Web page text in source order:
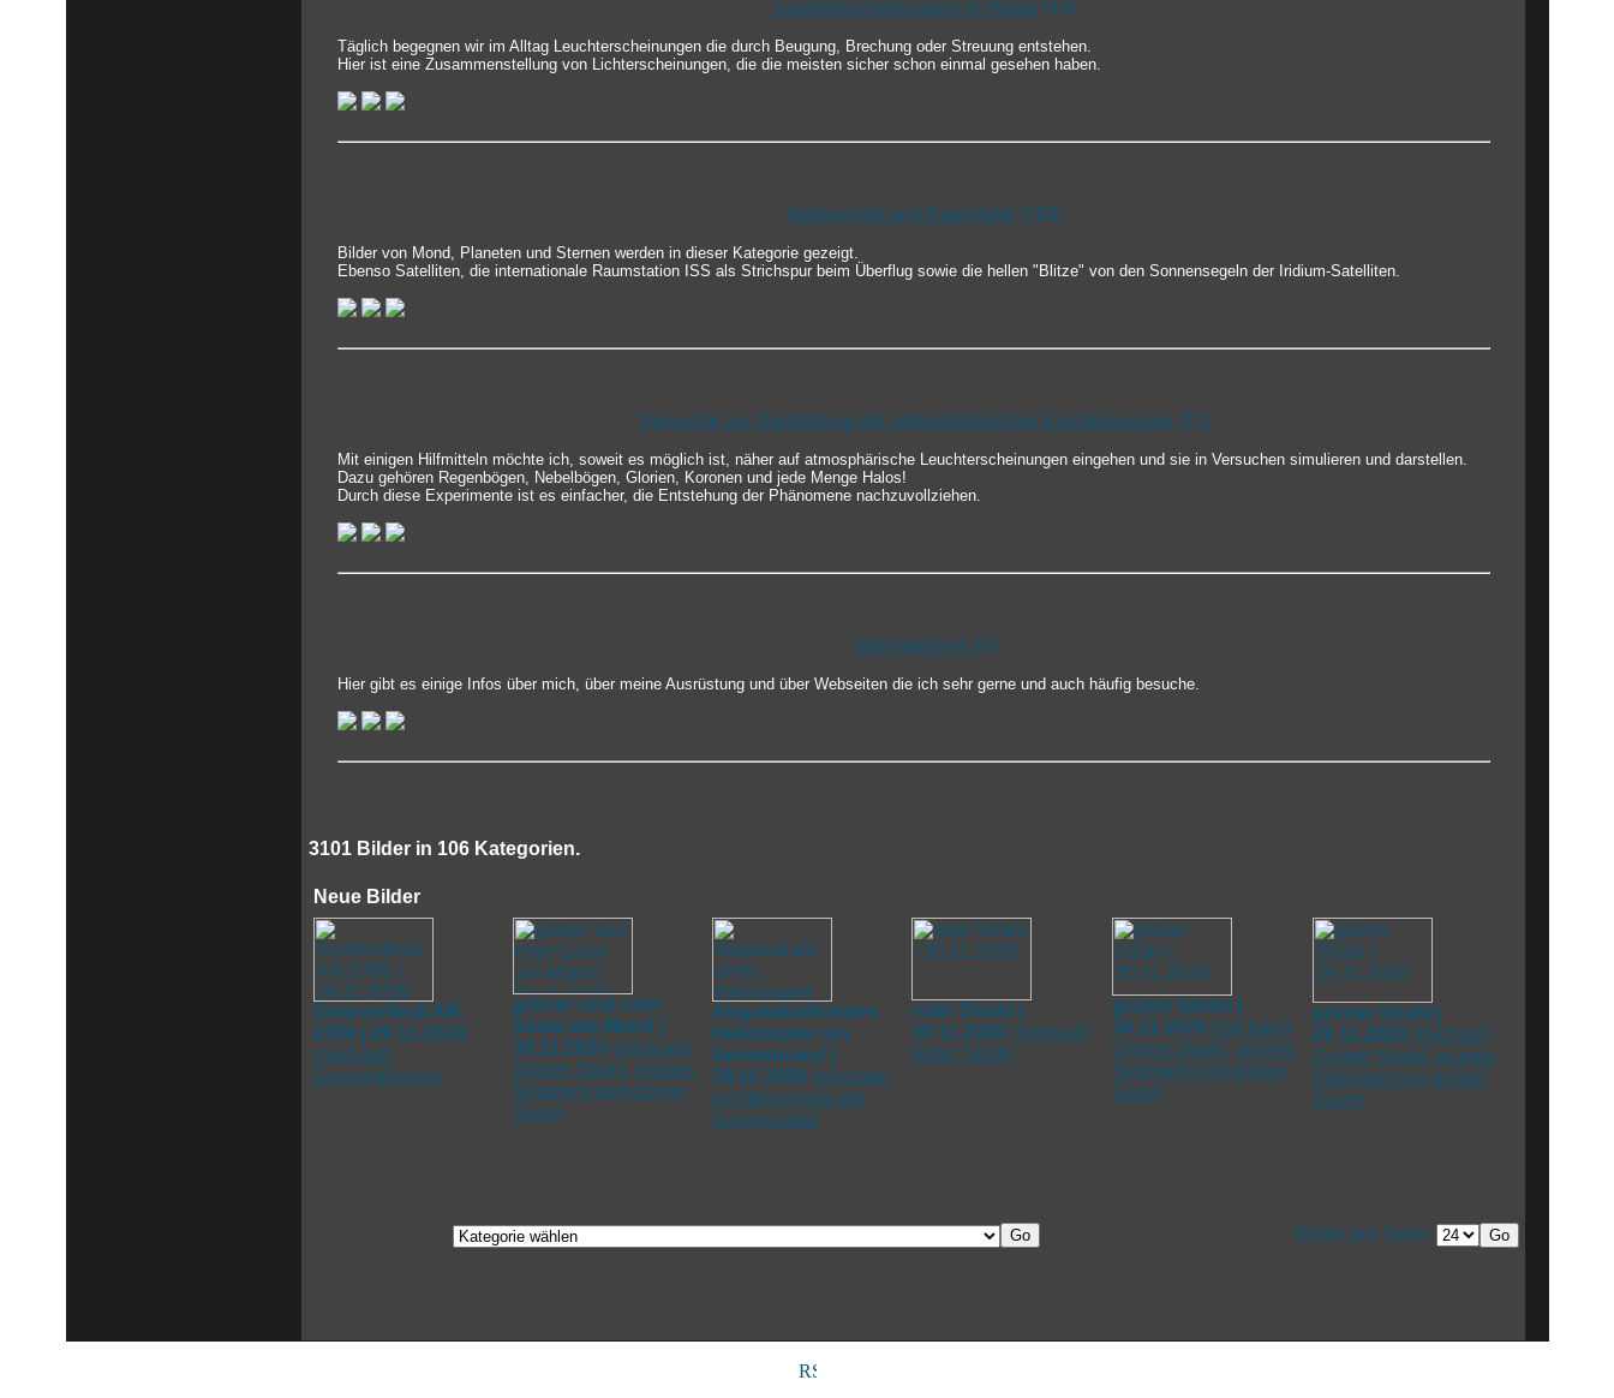
Leuchterscheinungen im Alltag (44)
Täglich begegnen wir im Alltag Leuchterscheinungen die durch Beugung, Brechung oder Streuung entstehen.
Hier ist eine Zusammenstellung von Lichterscheinungen, die die meisten sicher schon einmal gesehen haben.
Astronomie und Raumfahrt (182)
Bilder von Mond, Planeten und Sternen werden in dieser Kategorie gezeigt.
Ebenso Satelliten, die internationale Raumstation ISS als Strichspur beim Überflug sowie die hellen "Blitze" von den Sonnensegeln der Iridium-Satelliten.
Versuche zur Darstellung der atmosphärischen Erscheinungen (11)
Mit einigen Hilfmitteln möchte ich, soweit es möglich ist, näher auf atmosphärische Leuchterscheinungen eingehen und sie in Versuchen simulieren und darstellen.
Dazu gehören Regenbögen, Nebelbögen, Glorien, Koronen und jede Menge Halos!
Durch diese Experimente ist es einfacher, die Entstehung der Phänomene nachzuvollziehen.
Informationen (0)
Hier gibt es einige Infos über mich, über meine Ausrüstung und über Webseiten die ich sehr gerne und auch häufig besuche.
3101Bilder in 106Kategorien.
Neue Bilder
Sonnenfleck AR-
2786 | 29.11.2020
(michael )
Sonnenflecken
grüner und roter
Saum am Mond |
30.11.2020 (michael )
Grüner Strahl, grünes
Segment und grüner
Saum
Abgasstrahl eines
Helickopter am
Sonnenrand |
28.11.2020 (michael )
Lichtbrechung am
Sonnenrand
roter Strahl |
30.11.2020 (michael )
Roter Strahl
grüner Strahl |
30.11.2020 (michael )
Grüner Strahl, grünes
Segment und grüner
Saum
grüner Strahl |
29.11.2020 (michael )
Grüner Strahl, grünes
Segment und grüner
Saum
Bilder pro Seite: